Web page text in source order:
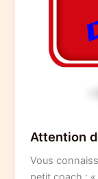
Attention
Vous